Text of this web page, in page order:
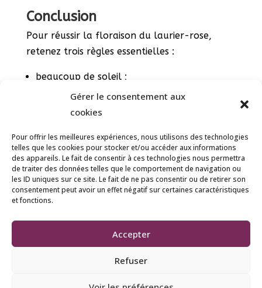
Gérer le consentement aux
cookies
Pour offrir les meilleures expériences, nous utilisons des technologies
telles que les cookies pour stocker et/ou accéder aux informations
des appareils. Le fait de consentir à ces technologies nous permettra
de traiter des données telles que le comportement de navigation ou
les ID uniques sur ce site. Le fait de ne pas consentir ou de retirer son
consentement peut avoir un effet négatif sur certaines caractéristiques
et fonctions.
Accepter
Refuser
Conclusion
Pour réussir la floraison du laurier-rose,
retenez trois règles essentielles :
beaucoup de soleil ;
des arrosages réguliers ;
des apports d’engrais adaptés.
Avec ces quelques conseils simples, votre
laurier-rose pourra offrir une floraison
généreuse tout l’été et apporter une vraie
ambiance méditerranéenne à votre extérieur.